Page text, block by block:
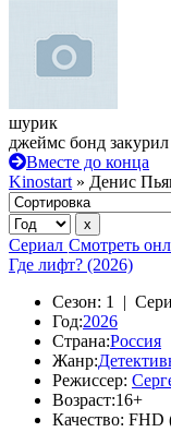
шурик
джеймс бонд
Вместе до конца
Kinostart » Денис
Сериал Смотреть
Где лифт? (2026)
Сезон: 1 |
Год:2026
Страна:Россия
Жанр:
Режиссер:
Возраст:16+
Качество: FHD